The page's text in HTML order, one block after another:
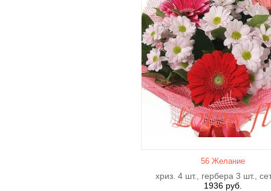
56 Желание
хриз. 4 шт., гербера 3 шт.,
1936 руб.